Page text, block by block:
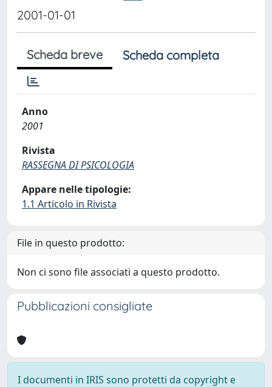
2001-01-01
Scheda breve Scheda completa
Anno
2001
Rivista
RASSEGNA DI PSICOLOGIA
Appare nelle tipologie:
1.1 Articolo in Rivista
File in questo prodotto:
Non ci sono file associati a questo prodotto.
Pubblicazioni consigliate
I documenti in IRIS sono protetti da copyright e